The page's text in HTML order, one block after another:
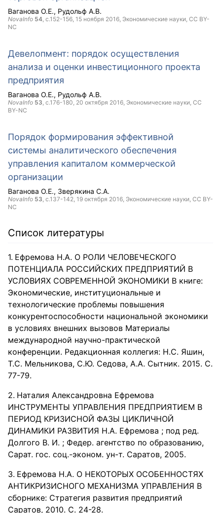
Ваганова О.Е. Рудольф А.В.
NovaInfo 54, с.152-156, 15 ноября 2016, Экономические науки, CC BY-
NC
Девелопмент: порядок осуществления
анализа и оценки инвестиционного проекта
предприятия
Ваганова О.Е. Рудольф А.В.
NovaInfo 53, с.176-180, 20 октября 2016, Экономические науки, CC
BY-NC
Порядок формирования эффективной
системы аналитического обеспечения
управления капиталом коммерческой
организации
Ваганова О.Е. Зверякина С.А.
NovaInfo 53, с.137-142, 19 октября 2016, Экономические науки, CC BY-
NC
Список литературы
Ефремова Н.А. О РОЛИ ЧЕЛОВЕЧЕСКОГО
ПОТЕНЦИАЛА РОССИЙСКИХ ПРЕДПРИЯТИЙ В
УСЛОВИЯХ СОВРЕМЕННОЙ ЭКОНОМИКИ В книге:
Экономические, институциональные и
технологические проблемы повышения
конкурентоспособности национальной экономики
в условиях внешних вызовов Материалы
международной научно-практической
конференции. Редакционная коллегия: Н.С. Яшин,
Т.С. Мельникова, С.Ю. Седова, А.А. Сытник. 2015. С.
77-79.
Наталия Александровна Ефремова
ИНСТРУМЕНТЫ УПРАВЛЕНИЯ ПРЕДПРИЯТИЕМ В
ПЕРИОД КРИЗИСНОЙ ФАЗЫ ЦИКЛИЧНОЙ
ДИНАМИКИ РАЗВИТИЯ Н.А. Ефремова ; под ред.
Долгого В. И. ; Федер. агентство по образованию,
Сарат. гос. соц.-эконом. ун-т. Саратов, 2005.
Ефремова Н.А. О НЕКОТОРЫХ ОСОБЕННОСТЯХ
АНТИКРИЗИСНОГО МЕХАНИЗМА УПРАВЛЕНИЯ В
сборнике: Стратегия развития предприятий
Саратов, 2010. С. 24-28.